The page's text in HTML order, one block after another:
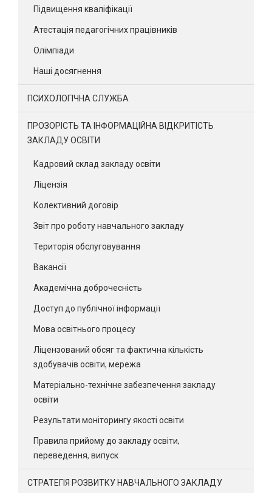
Підвищення кваліфікації
Атестація педагогічних працівників
Олімпіади
Наші досягнення
ПСИХОЛОГІЧНА СЛУЖБА
ПРОЗОРІСТЬ ТА ІНФОРМАЦІЙНА ВІДКРИТІСТЬ
ЗАКЛАДУ ОСВІТИ
Кадровий склад закладу освіти
Ліцензія
Колективний договір
Звіт про роботу навчального закладу
Територія обслуговування
Вакансії
Академічна доброчесність
Доступ до публічної інформації
Мова освітнього процесу
Ліцензований обсяг та фактична кількість
здобувачів освіти, мережа
Матеріально-технічне забезпечення закладу
освіти
Результати моніторингу якості освіти
Правила прийому до закладу освіти,
переведення, випуск
СТРАТЕГІЯ РОЗВИТКУ НАВЧАЛЬНОГО ЗАКЛАДУ